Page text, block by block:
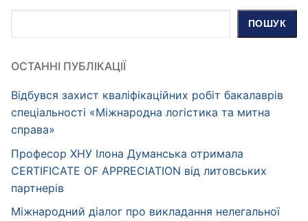
ПОШУК
ОСТАННІ ПУБЛІКАЦІЇ
Відбувся захист кваліфікаційних робіт бакалаврів
спеціальності «Міжнародна логістика та митна
справа»
Професор ХНУ Ілона Думанська отримала
CERTIFICATE OF APPRECIATION від литовських
партнерів
Міжнародний діалог про викладання нелегальної